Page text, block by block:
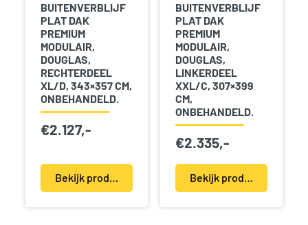
BUITENVERBLIJF
PLAT DAK
PREMIUM
MODULAIR,
DOUGLAS,
RECHTERDEEL
XL/D, 343×357 CM,
ONBEHANDELD.
€2.127,-
Bekijk product(en)
BUITENVERBLIJF
PLAT DAK
PREMIUM
MODULAIR,
DOUGLAS,
LINKERDEEL
XXL/C, 307×399
CM,
ONBEHANDELD.
€2.335,-
Bekijk product(en)